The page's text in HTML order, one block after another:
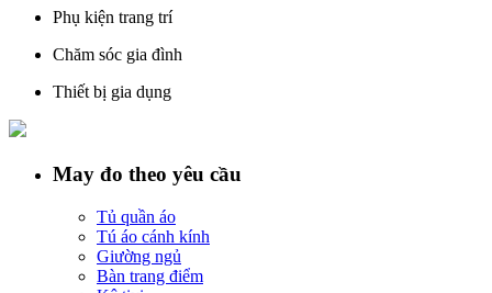
Phụ kiện trang trí
Chăm sóc gia đình
Thiết bị gia dụng
May đo theo yêu cầu
Tủ quần áo
Tú áo cánh kính
Giường ngủ
Bàn trang điểm